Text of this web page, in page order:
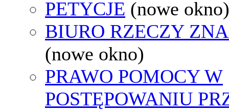
PETYCJE (nowe okno)
BIURO RZECZY
(nowe okno)
PRAWO POMOCY W
POSTĘPOWANIU